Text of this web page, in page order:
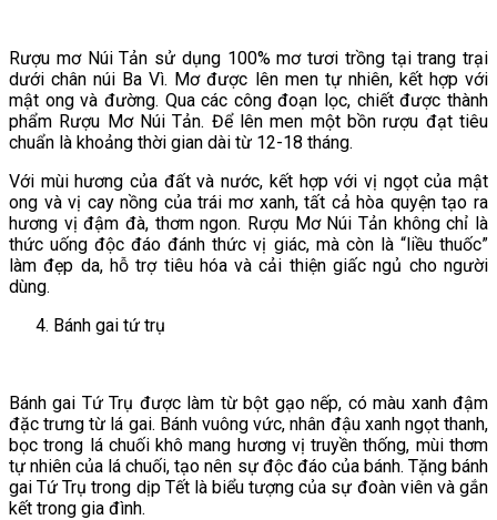
Rượu mơ Núi Tản sử dụng 100% mơ tươi trồng tại trang trại
dưới chân núi Ba Vì. Mơ được lên men tự nhiên, kết hợp với
mật ong và đường. Qua các công đoạn lọc, chiết được thành
phẩm Rượu Mơ Núi Tản. Để lên men một bồn rượu đạt tiêu
chuẩn là khoảng thời gian dài từ 12-18 tháng.
Với mùi hương của đất và nước, kết hợp với vị ngọt của mật
ong và vị cay nồng của trái mơ xanh, tất cả hòa quyện tạo ra
hương vị đậm đà, thơm ngon. Rượu Mơ Núi Tản không chỉ là
thức uống độc đáo đánh thức vị giác, mà còn là “liều thuốc”
làm đẹp da, hỗ trợ tiêu hóa và cải thiện giấc ngủ cho người
dùng.
Bánh gai tứ trụ
Bánh gai Tứ Trụ được làm từ bột gạo nếp, có màu xanh đậm
đặc trưng từ lá gai. Bánh vuông vức, nhân đậu xanh ngọt thanh,
bọc trong lá chuối khô mang hương vị truyền thống, mùi thơm
tự nhiên của lá chuối, tạo nên sự độc đáo của bánh. Tặng bánh
gai Tứ Trụ trong dịp Tết là biểu tượng của sự đoàn viên và gắn
kết trong gia đình.